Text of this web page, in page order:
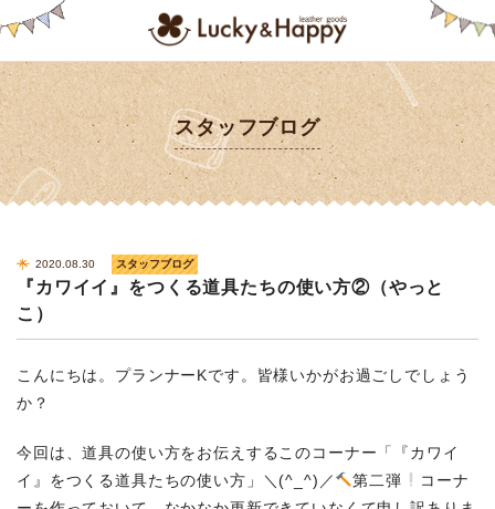
スタッフブログ
2020.08.30 スタッフブログ
『カワイイ』をつくる道具たちの使い方②（やっと
こ）
こんにちは。プランナーKです。皆様いかがお過ごしでしょう
か？
今回は、道具の使い方をお伝えするこのコーナー「『カワイ
イ』をつくる道具たちの使い方」＼(^_^)／
第二弾
コーナ